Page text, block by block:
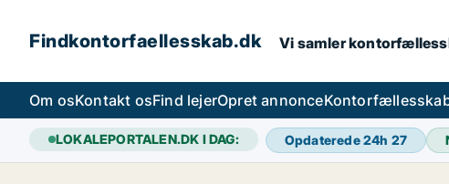
Findkontorfaellesskab.dk Vi samler
Om osKontakt osFind lejerOpret annonce
LOKALEPORTALEN.DK I DAG: Opdaterede 24h 27